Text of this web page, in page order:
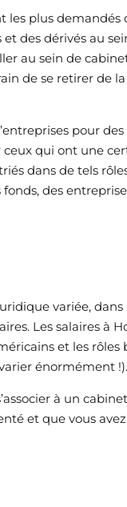
les plus demandés
des dérivés au
au sein de
de se retirer de
pour des
qui ont une
dans de tels
des
variée, dans
Les salaires à
et les rôles
énormément !).
à un
et que vous avez